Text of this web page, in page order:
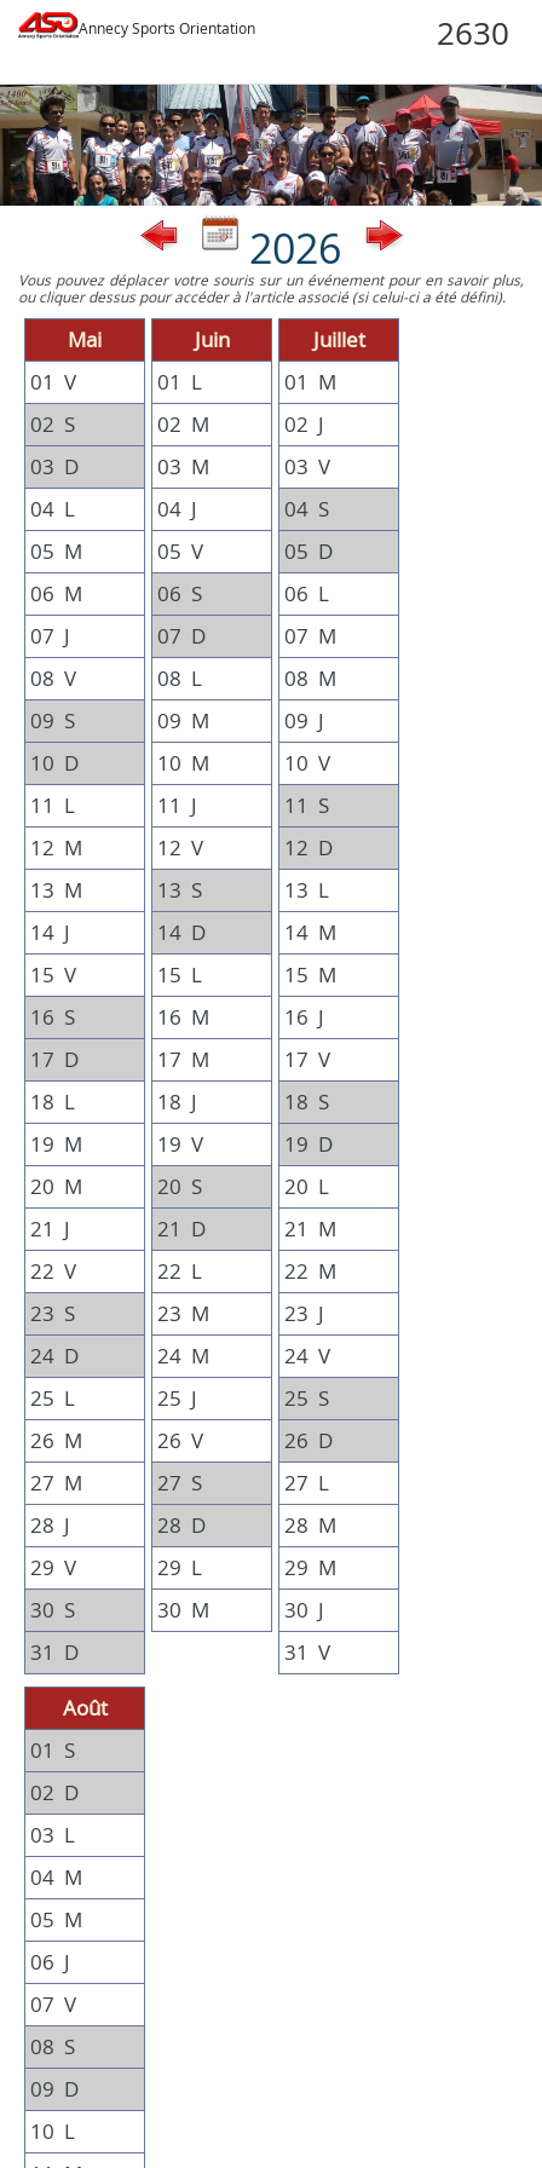
Annecy Sports Orientation
2026
Vous pouvez déplacer votre souris sur un événement pour en savoir plus,
ou cliquer dessus pour accéder à l'article associé (si celui-ci a été défini).
Mai
01 V
02 S
03 D
04 L
05 M
06 M
07 J
08 V
09 S
10 D
11 L
12 M
13 M
14 J
15 V
16 S
17 D
18 L
19 M
20 M
21 J
22 V
23 S
24 D
25 L
26 M
27 M
28 J
29 V
30 S
31 D
Juin
01 L
02 M
03 M
04 J
05 V
06 S
07 D
08 L
09 M
10 M
11 J
12 V
13 S
14 D
15 L
16 M
17 M
18 J
19 V
20 S
21 D
22 L
23 M
24 M
25 J
26 V
27 S
28 D
29 L
30 M
Juillet
01 M
02 J
03 V
04 S
05 D
06 L
07 M
08 M
09 J
10 V
11 S
12 D
13 L
14 M
15 M
16 J
17 V
18 S
19 D
20 L
21 M
22 M
23 J
24 V
25 S
26 D
27 L
28 M
29 M
30 J
31 V
Août
01 S
02 D
03 L
04 M
05 M
06 J
07 V
08 S
09 D
10 L